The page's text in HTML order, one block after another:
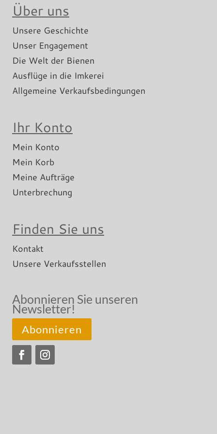
Über uns
Unsere Geschichte
Unser Engagement
Die Welt der Bienen
Ausflüge in die Imkerei
Allgemeine Verkaufsbedingungen
Ihr Konto
Mein Konto
Mein Korb
Meine Aufträge
Unterbrechung
Finden Sie uns
Kontakt
Unsere Verkaufsstellen
Abonnieren Sie unseren
Newsletter!
Abonnieren